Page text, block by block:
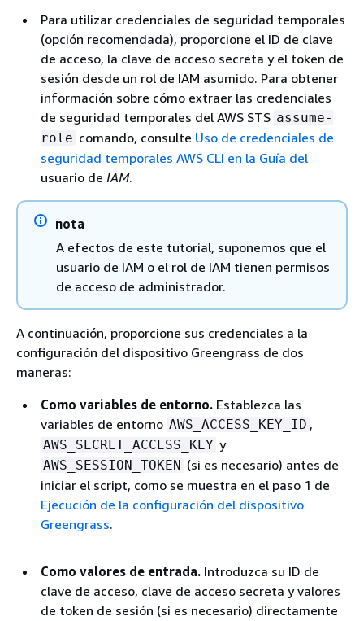
Para utilizar credenciales de seguridad temporales
(opción recomendada), proporcione el ID de clave
de acceso, la clave de acceso secreta y el token de
sesión desde un rol de IAM asumido. Para obtener
información sobre cómo extraer las credenciales
de seguridad temporales del AWS STS assume-
role comando, consulte Uso de credenciales de
seguridad temporales AWS CLI en la Guía del
usuario de IAM.
nota
A efectos de este tutorial, suponemos que el
usuario de IAM o el rol de IAM tienen permisos
de acceso de administrador.
A continuación, proporcione sus credenciales a la
configuración del dispositivo Greengrass de dos
maneras:
Como variables de entorno. Establezca las
variables de entorno AWS_ACCESS_KEY_ID ,
AWS_SECRET_ACCESS_KEY y
AWS_SESSION_TOKEN (si es necesario) antes de
iniciar el script, como se muestra en el paso 1 de
Ejecución de la configuración del dispositivo
Greengrass.
Como valores de entrada. Introduzca su ID de
clave de acceso, clave de acceso secreta y valores
de token de sesión (si es necesario) directamente